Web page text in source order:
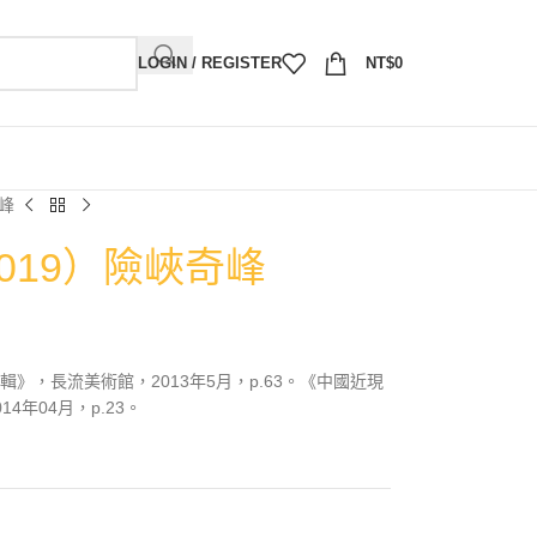
LOGIN / REGISTER NT$0
）險峽奇峰
》，長流美術館，2013年5月，p.63。《中國近現
年04月，p.23。